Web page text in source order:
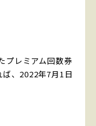
プレミアム回数券
、2022年7月1日